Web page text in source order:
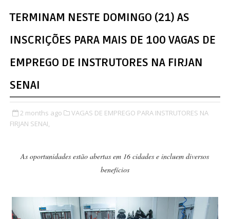
TERMINAM NESTE DOMINGO (21) AS
INSCRIÇÕES PARA MAIS DE 100 VAGAS DE
EMPREGO DE INSTRUTORES NA FIRJAN
SENAI
2 months ago
VAGAS DE EMPREGO PARA INSTRUTORES NA
FIRJAN SENAI,
As oportunidades estão abertas em 16 cidades e incluem diversos
benefícios